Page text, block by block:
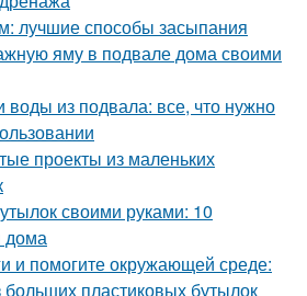
лучшие способы засыпания
яму в подвале дома своими
воды из подвала: все, что нужно
проекты из маленьких
своими руками: 10
дома
и помогите окружающей среде:
больших пластиковых бутылок